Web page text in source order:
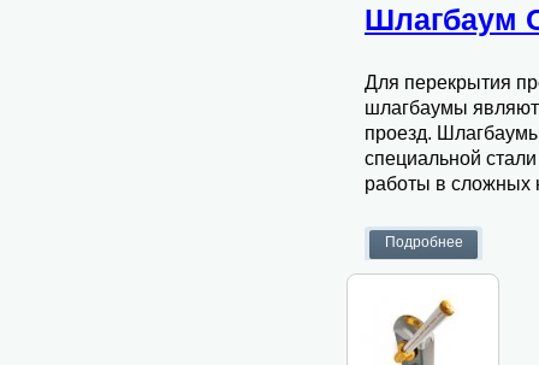
Шлагбаум
Для перекрытия
шлагбаумы
проезд.
специальной
работы в сложных